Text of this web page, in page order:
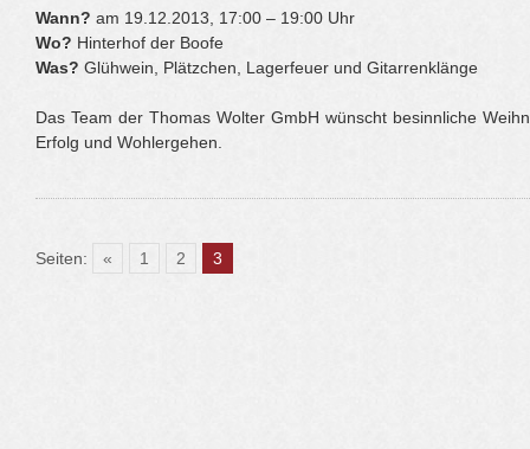
Wann? am 19.12.2013, 17:00 – 19:00 Uhr
Wo? Hinterhof der Boofe
Was? Glühwein, Plätzchen, Lagerfeuer und Gitarrenklänge
Das Team der Thomas Wolter GmbH wünscht besinnliche
Erfolg und Wohlergehen.
Seiten: « 1 2 3